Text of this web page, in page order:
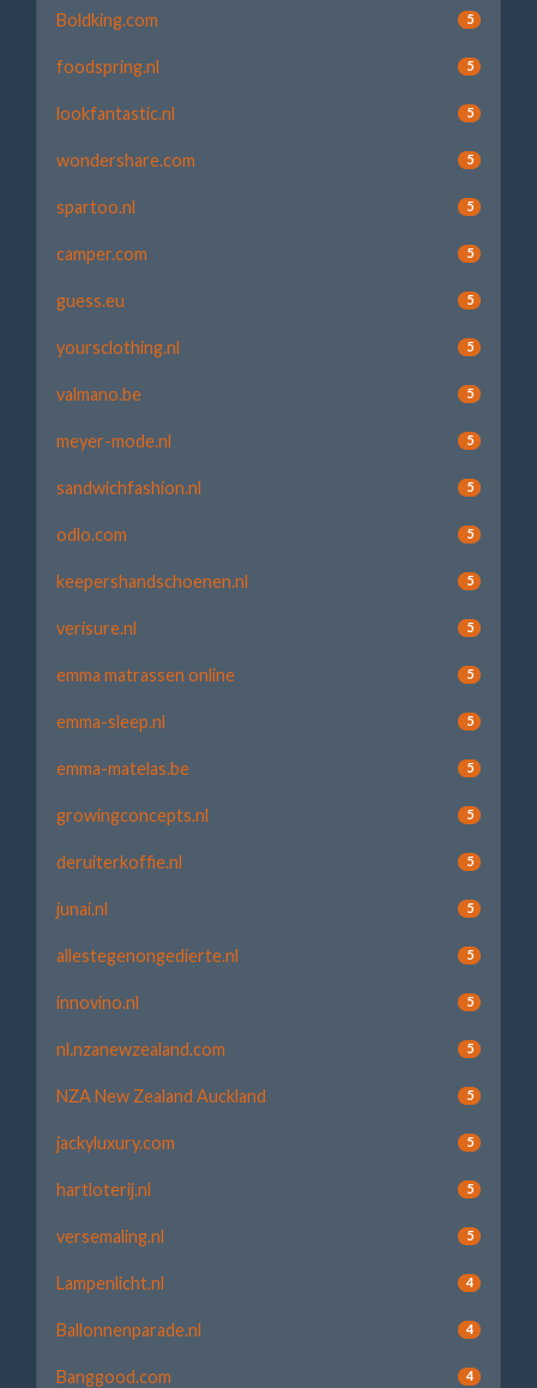
Boldking.com 5
foodspring.nl 5
lookfantastic.nl 5
wondershare.com 5
spartoo.nl 5
camper.com 5
guess.eu 5
yoursclothing.nl 5
valmano.be 5
meyer-mode.nl 5
sandwichfashion.nl 5
odlo.com 5
keepershandschoenen.nl 5
verisure.nl 5
emma matrassen online 5
emma-sleep.nl 5
emma-matelas.be 5
growingconcepts.nl 5
deruiterkoffie.nl 5
junai.nl 5
allestegenongedierte.nl 5
innovino.nl 5
nl.nzanewzealand.com 5
NZA New Zealand Auckland 5
jackyluxury.com 5
hartloterij.nl 5
versemaling.nl 5
Lampenlicht.nl 4
Ballonnenparade.nl 4
Banggood.com 4